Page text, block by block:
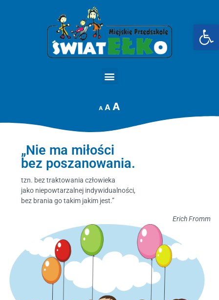
A A A
„Nie ma miłości
bez poszanowania.
tzn. bez traktowania człowieka
jako niepowtarzalnej indywidualności,
bez brania go takim jakim jest.”
Erich Fromm